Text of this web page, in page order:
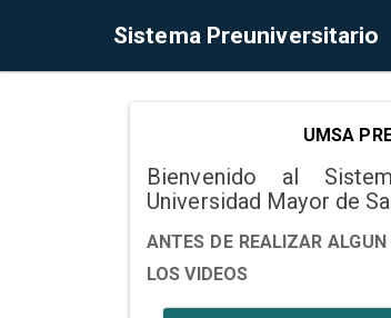
Sistema Preuniversitario
UMSA
Bienvenido al
Universidad Mayor de
ANTES DE REALIZAR
LOS VIDEOS